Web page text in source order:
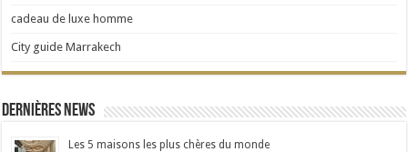
cadeau de luxe homme
City guide Marrakech
Dernières news
Les 5 maisons les plus chères du monde